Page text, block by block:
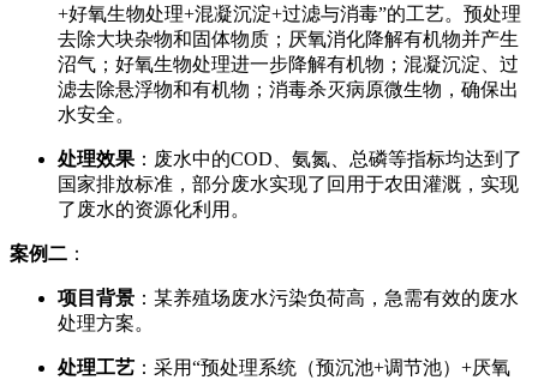
+好氧生物处理+混凝沉淀+过滤与消毒”的工艺。预处理
去除大块杂物和固体物质；厌氧消化降解有机物并产生
沼气；好氧生物处理进一步降解有机物；混凝沉淀、过
滤去除悬浮物和有机物；消毒杀灭病原微生物，确保出
水安全。
处理效果 ：废水中的COD、氨氮、总磷等指标均达到了
国家排放标准，部分废水实现了回用于农田灌溉，实现
了废水的资源化利用。
案例二 ：
项目背景 ：某养殖场废水污染负荷高，急需有效的废水
处理方案。
处理工艺 ：采用“预处理系统（预沉池+调节池）+厌氧